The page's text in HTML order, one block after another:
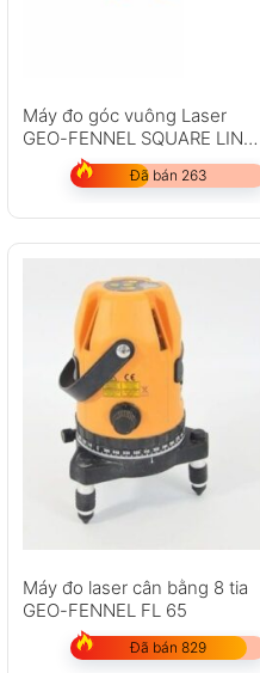
Máy đo góc vuông Laser
GEO-FENNEL SQUARE LINER
Đã bán 263
Máy đo laser cân bằng 8 tia
GEO-FENNEL FL 65
Đã bán 829